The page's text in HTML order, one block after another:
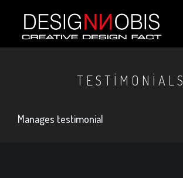
TESTIMONIALS
Manages testimonial